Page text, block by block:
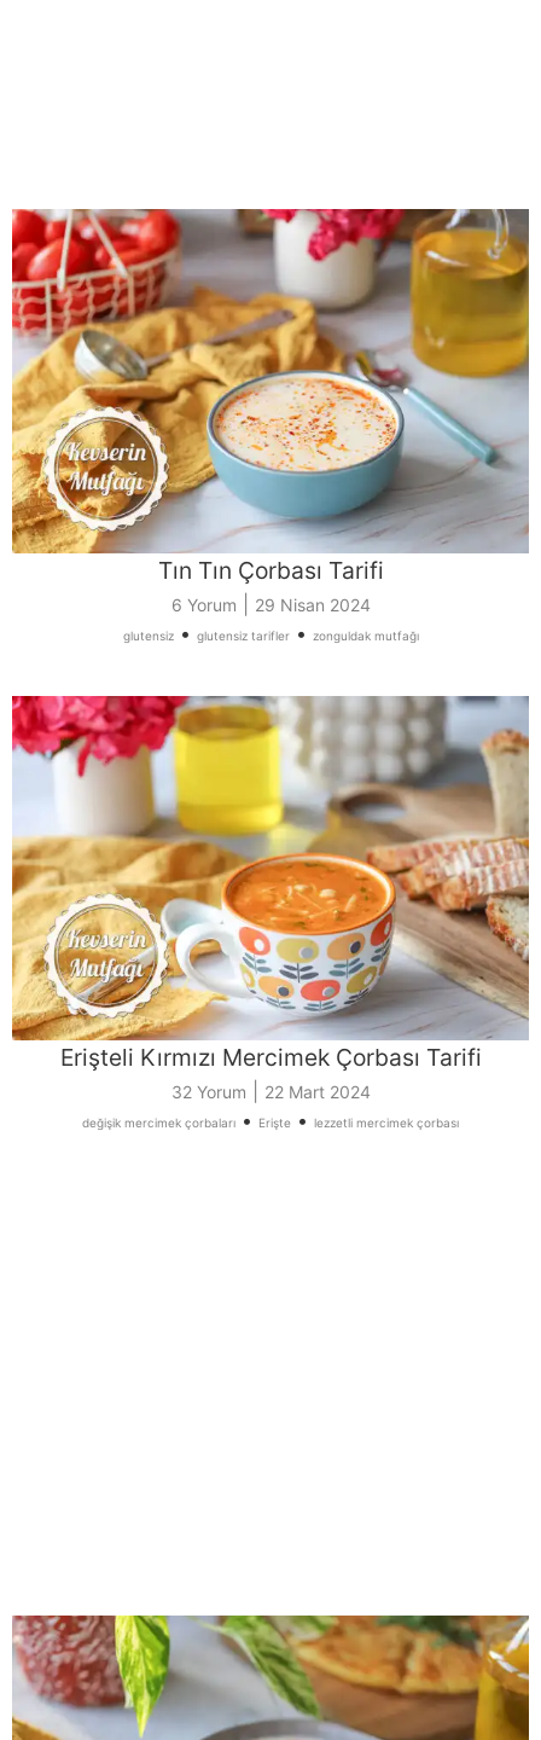
Tın Tın Çorbası Tarifi
6 Yorum 29 Nisan 2024
glutensiz• glutensiz tarifler• zonguldak mutfağı
Erişteli Kırmızı Mercimek Çorbası Tarifi
32 Yorum 22 Mart 2024
değişik mercimek çorbaları • Erişte • lezzetli mercimek çorbası